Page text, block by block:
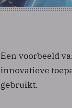
Een voorbeeld
innovatieve
gebruikt.